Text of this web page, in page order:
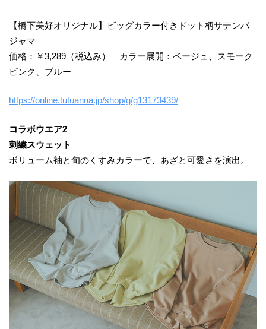
【橋下美好オリジナル】ビッグカラー付きドット柄サテンパ
ジャマ
価格：￥3,289（税込み） カラー展開：ベージュ、スモーク
ピンク、ブルー
https://online.tutuanna.jp/shop/g/g13173439/
コラボウエア2
刺繍スウェット
ボリューム袖と旬のくすみカラーで、あざと可愛さを演出。